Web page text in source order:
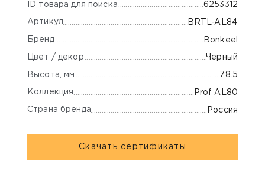
ID товара для поиска 6253312
Артикул BRTL-AL84
Бренд Bonkeel
Цвет / декор Черный
Высота, мм 78.5
Коллекция Prof AL80
Страна бренда Россия
Скачать сертификаты